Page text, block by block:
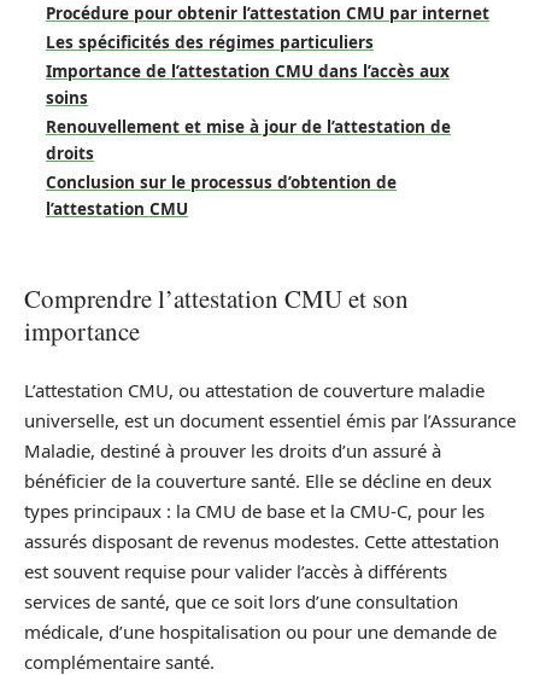
Procédure pour obtenir l’attestation CMU par internet
Les spécificités des régimes particuliers
Importance de l’attestation CMU dans l’accès aux
soins
Renouvellement et mise à jour de l’attestation de
droits
Conclusion sur le processus d’obtention de
l’attestation CMU
Comprendre l’attestation CMU et son
importance
L’attestation CMU, ou attestation de couverture maladie
universelle, est un document essentiel émis par l’Assurance
Maladie, destiné à prouver les droits d’un assuré à
bénéficier de la couverture santé. Elle se décline en deux
types principaux : la CMU de base et la CMU-C, pour les
assurés disposant de revenus modestes. Cette attestation
est souvent requise pour valider l’accès à différents
services de santé, que ce soit lors d’une consultation
médicale, d’une hospitalisation ou pour une demande de
complémentaire santé.